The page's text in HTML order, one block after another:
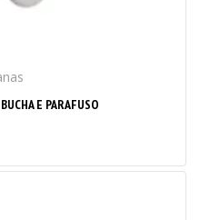
E PARAFUSO